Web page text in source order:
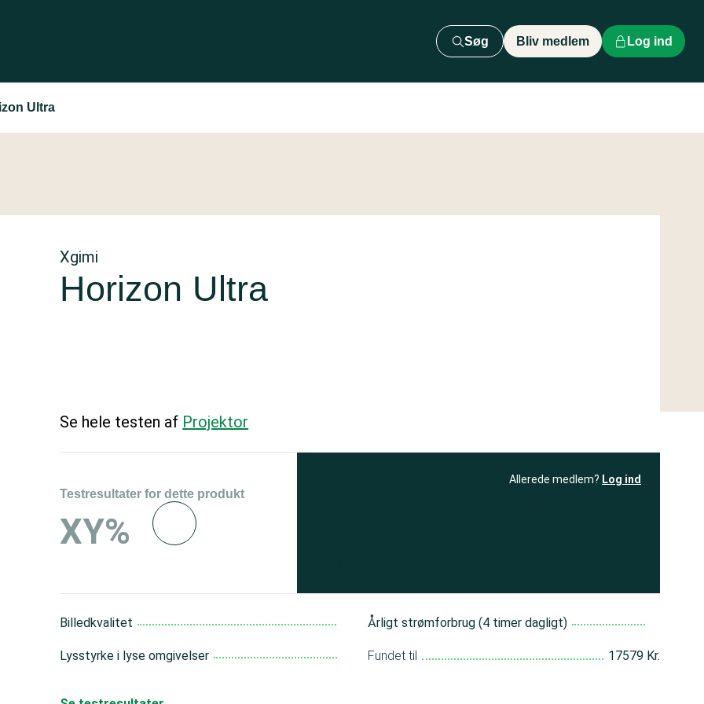
Søg Bliv medlem Log ind
Ultra
Xgimi
Horizon Ultra
Se hele testen af Projektor
Testresultater for dette produkt
XY%
Allerede medlem? Log ind
Billedkvalitet
Lysstyrke i lyse omgivelser
Årligt strømforbrug (4 timer dagligt)
Fundet til 17579 Kr.